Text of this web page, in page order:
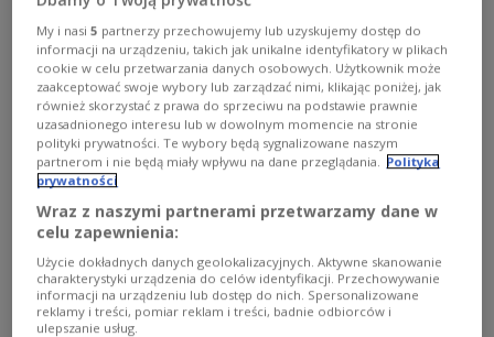
Jana Kochanowskiego w Czarnolesie, mówili o utworach
poety, które będą czytane w sobotę 6 września,
podczas Narodowego Czytania. Przypomnieli także
wątki historyczne związane z tym miejscem i życiem
genialnego poety z czasów renesansu.
Zobacz więcej na temat:Polskie Radio 24 Maja Kluczyńska
poezja Jan Kochanowski
My i nasi5 partnerzy przechowujemy lub uzyskujemy dostęp do
informacji na urządzeniu, takich jak unikalne identyfikatory w plikach
cookie w celu przetwarzania danych osobowych. Użytkownik może
zaakceptować swoje wybory lub zarządzać nimi, klikając poniżej, jak
również skorzystać z prawa do sprzeciwu na podstawie prawnie
uzasadnionego interesu lub w dowolnym momencie na stronie
polityki prywatności. Te wybory będą sygnalizowane naszym
partnerom i nie będą miały wpływu na dane przeglądania.
Polityka
prywatności
Wraz z naszymi partnerami przetwarzamy dane w
celu zapewnienia:
Użycie dokładnych danych geolokalizacyjnych. Aktywne skanowanie
charakterystyki urządzenia do celów identyfikacji. Przechowywanie
informacji na urządzeniu lub dostęp do nich. Spersonalizowane
reklamy i treści, pomiar reklam i treści, badnie odbiorców i
ulepszanie usług.